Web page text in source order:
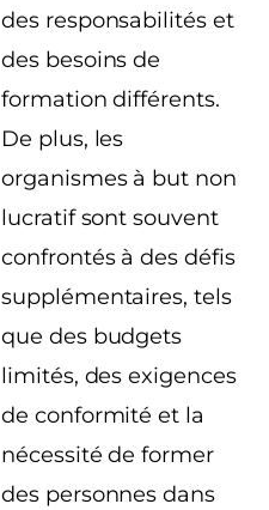
des responsabilités et
des besoins de
formation différents.
De plus, les
organismes à but non
lucratif sont souvent
confrontés à des défis
supplémentaires, tels
que des budgets
limités, des exigences
de conformité et la
nécessité de former
des personnes dans